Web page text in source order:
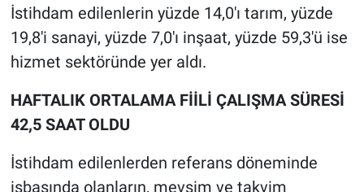
İstihdam edilenlerin yüzde 14,0'ı tarım, yüzde
19,8'i sanayi, yüzde 7,0'ı inşaat, yüzde 59,3'ü ise
hizmet sektöründe yer aldı.
HAFTALIK ORTALAMA FİİLİ ÇALIŞMA SÜRESİ
42,5 SAAT OLDU
İstihdam edilenlerden referans döneminde
işbaşında olanların, mevsim ve takvim